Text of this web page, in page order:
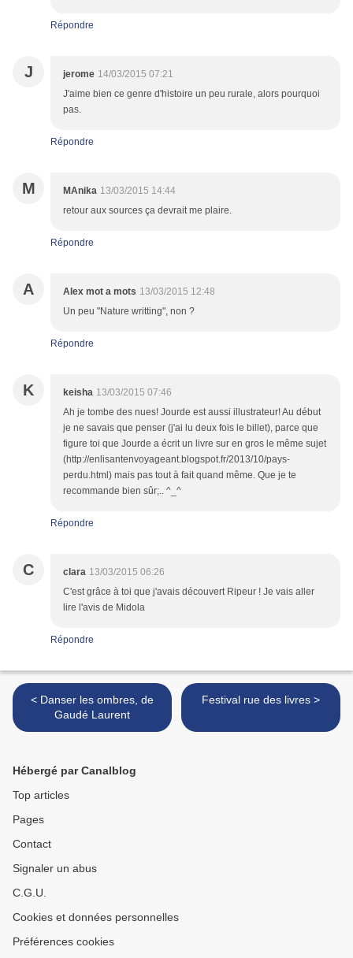
Répondre
J jerome 14/03/2015 07:21
J'aime bien ce genre d'histoire un peu rurale, alors pourquoi
pas.
Répondre
M MAnika 13/03/2015 14:44
retour aux sources ça devrait me plaire.
Répondre
A Alex mot a mots 13/03/2015 12:48
Un peu "Nature writting", non ?
Répondre
K keisha 13/03/2015 07:46
Ah je tombe des nues! Jourde est aussi illustrateur! Au début
je ne savais que penser (j'ai lu deux fois le billet), parce que
figure toi que Jourde a écrit un livre sur en gros le même sujet
(http://enlisantenvoyageant.blogspot.fr/2013/10/pays-
perdu.html) mais pas tout à fait quand même. Que je te
recommande bien sûr;.. ^_^
Répondre
C clara 13/03/2015 06:26
C'est grâce à toi que j'avais découvert Ripeur ! Je vais aller
lire l'avis de Midola
Répondre
< Danser les ombres, de
Gaudé Laurent
Festival rue des livres >
Hébergé par Canalblog
Top articles
Pages
Contact
Signaler un abus
C.G.U.
Cookies et données personnelles
Préférences cookies